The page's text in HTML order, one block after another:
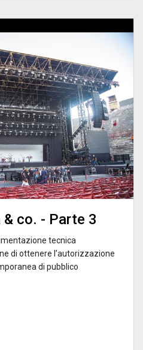
co. - Parte 3
tecnica
di ottenere l’autorizzazione
di pubblico